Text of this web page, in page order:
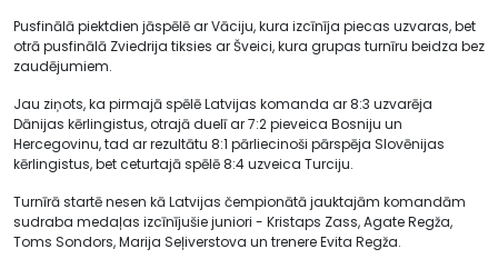
Pusfinālā piektdien jāspēlē ar Vāciju, kura izcīnīja piecas uzvaras, bet
otrā pusfinālā Zviedrija tiksies ar Šveici, kura grupas turnīru beidza bez
zaudējumiem.
Jau ziņots, ka pirmajā spēlē Latvijas komanda ar 8:3 uzvarēja
Dānijas kērlingistus, otrajā duelī ar 7:2 pieveica Bosniju un
Hercegovinu, tad ar rezultātu 8:1 pārliecinoši pārspēja Slovēnijas
kērlingistus, bet ceturtajā spēlē 8:4 uzveica Turciju.
Turnīrā startē nesen kā Latvijas čempionātā jauktajām komandām
sudraba medaļas izcīnījušie juniori - Kristaps Zass, Agate Regža,
Toms Sondors, Marija Seļiverstova un trenere Evita Regža.